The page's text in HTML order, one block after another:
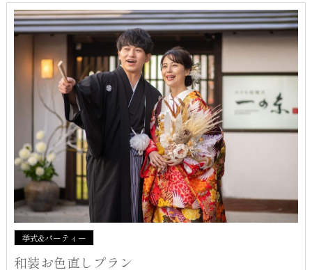
挙式&パーティー
和装お色直しプラン